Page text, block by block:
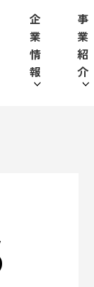
企
業
情
報
事
業
紹
介